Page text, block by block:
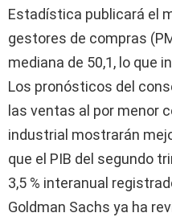
Estadística publicará el
gestores de compras
mediana de 50,1, lo que
Los pronósticos del
las ventas al por menor
industrial mostrarán
que el PIB del segundo
3,5 % interanual
Goldman Sachs ya ha